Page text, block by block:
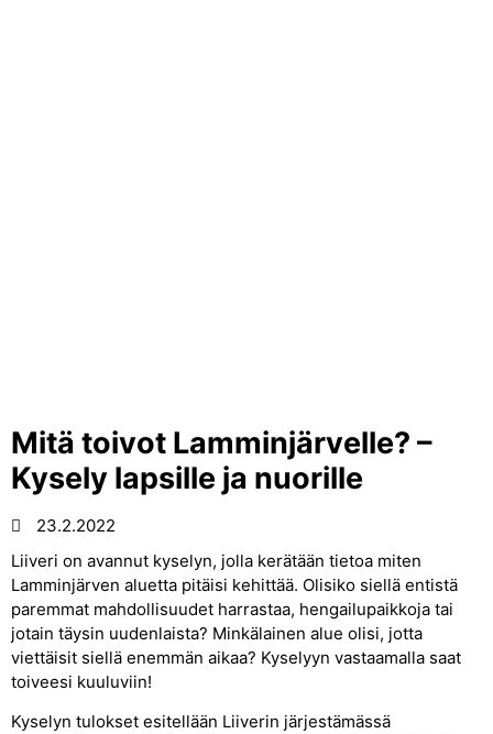
Mitä toivot Lamminjärvelle? –
Kysely lapsille ja nuorille
23.2.2022
Liiveri on avannut kyselyn, jolla kerätään tietoa miten
Lamminjärven aluetta pitäisi kehittää. Olisiko siellä entistä
paremmat mahdollisuudet harrastaa, hengailupaikkoja tai
jotain täysin uudenlaista? Minkälainen alue olisi, jotta
viettäisit siellä enemmän aikaa? Kyselyyn vastaamalla saat
toiveesi kuuluviin!
Kyselyn tulokset esitellään Liiverin järjestämässä